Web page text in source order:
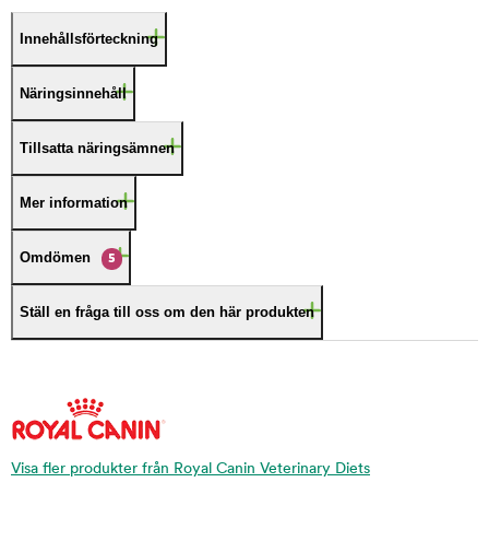
Innehållsförteckning
Näringsinnehåll
Tillsatta näringsämnen
Mer information
Omdömen 5
Ställ en fråga till oss om den här produkten
Visa fler produkter från Royal Canin Veterinary Diets